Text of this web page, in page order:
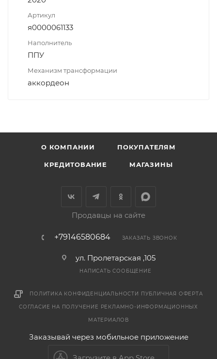
Артикул
я0000061133
Наполнитель
ППУ
Механизм трансформации
аккордеон
О КОМПАНИИ ПОКУПАТЕЛЯМ
КРЕДИТОВАНИЕ МАГАЗИНЫ
Продавцы на сайте
+79146580684 ЗАКАЗАТЬ ЗВОНОК
ул. Пролетарская ,105
НАПИСАТЬ СООБЩЕНИЕ
ПОЛИТИКА КОНФИДЕНЦИАЛЬНОСТИ ПУБЛИЧНАЯ ОФЕРТА
СОГЛАСИЕ НА ПОЛУЧЕНИЕ РЕКЛАМНО-ИНФОРМАЦИОННЫХ
МАТЕРИАЛОВ
Заказывай через мобильное приложение